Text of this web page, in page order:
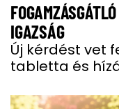
IGAZSÁG
Új kérdést vet
tabletta és